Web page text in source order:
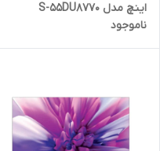
اینچ مدل S-55DU8770
ناموجود